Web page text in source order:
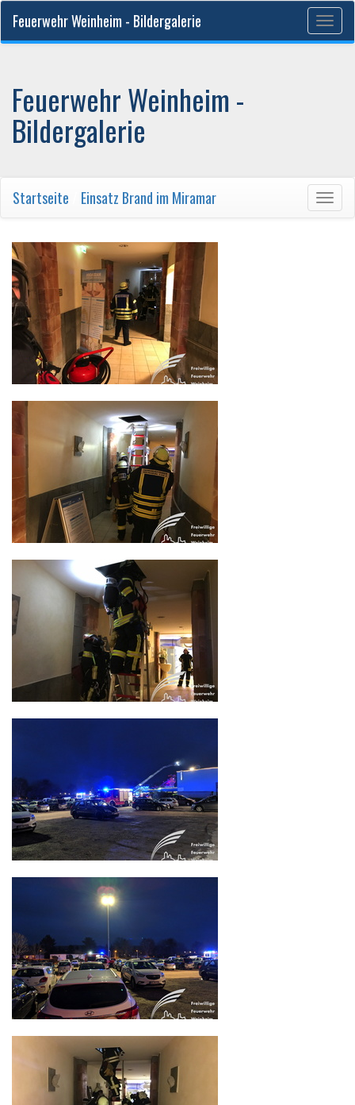
Feuerwehr Weinheim - Bildergalerie
Feuerwehr Weinheim -
Bildergalerie
Startseite Einsatz Brand im Miramar